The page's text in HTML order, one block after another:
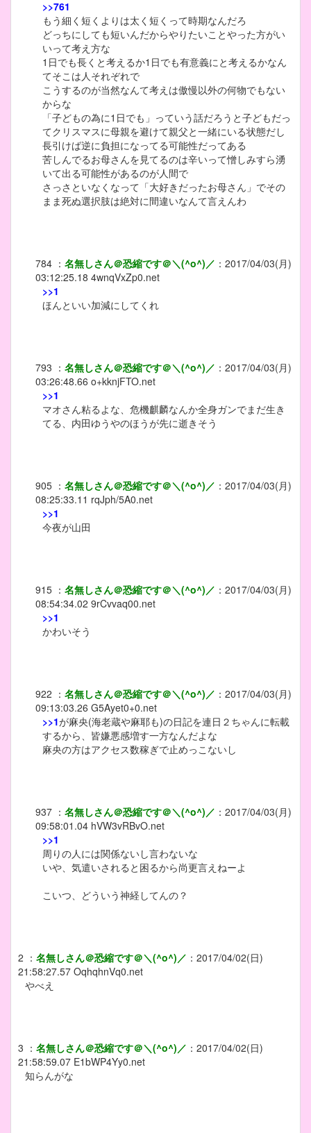
>>761
もう細く短くよりは太く短くって時期なんだろ
どっちにしても短いんだからやりたいことやった方がい
いって考え方な
1日でも長くと考えるか1日でも有意義にと考えるかなん
てそこは人それぞれで
こうするのが当然なんて考えは傲慢以外の何物でもない
からな
「子どもの為に1日でも」っていう話だろうと子どもだっ
てクリスマスに母親を避けて親父と一緒にいる状態だし
長引けば逆に負担になってる可能性だってある
苦しんでるお母さんを見てるのは辛いって憎しみすら湧
いて出る可能性があるのが人間で
さっさといなくなって「大好きだったお母さん」でその
まま死ぬ選択肢は絶対に間違いなんて言えんわ
784 ： 名無しさん＠恐縮です＠＼(^o^)／ ： 2017/04/03(月)
03:12:25.18 4wnqVxZp0.net
>>1
ほんといい加減にしてくれ
793 ： 名無しさん＠恐縮です＠＼(^o^)／ ： 2017/04/03(月)
03:26:48.66 o+kknjFTO.net
>>1
マオさん粘るよな、危機麒麟なんか全身ガンでまだ生き
てる、内田ゆうやのほうが先に逝きそう
905 ： 名無しさん＠恐縮です＠＼(^o^)／ ： 2017/04/03(月)
08:25:33.11 rqJph/5A0.net
>>1
今夜が山田
915 ： 名無しさん＠恐縮です＠＼(^o^)／ ： 2017/04/03(月)
08:54:34.02 9rCvvaq00.net
>>1
かわいそう
922 ： 名無しさん＠恐縮です＠＼(^o^)／ ： 2017/04/03(月)
09:13:03.26 G5Ayet0+0.net
>>1が麻央(海老蔵や麻耶も)の日記を連日２ちゃんに転載
するから、皆嫌悪感増す一方なんだよな
麻央の方はアクセス数稼ぎで止めっこないし
937 ： 名無しさん＠恐縮です＠＼(^o^)／ ： 2017/04/03(月)
09:58:01.04 hVW3vRBvO.net
>>1
周りの人には関係ないし言わないな
いや、気遣いされると困るから尚更言えねーよ
こいつ、どういう神経してんの？
2 ： 名無しさん＠恐縮です＠＼(^o^)／ ： 2017/04/02(日)
21:58:27.57 OqhqhnVq0.net
やべえ
3 ： 名無しさん＠恐縮です＠＼(^o^)／ ： 2017/04/02(日)
21:58:59.07 E1bWP4Yy0.net
知らんがな